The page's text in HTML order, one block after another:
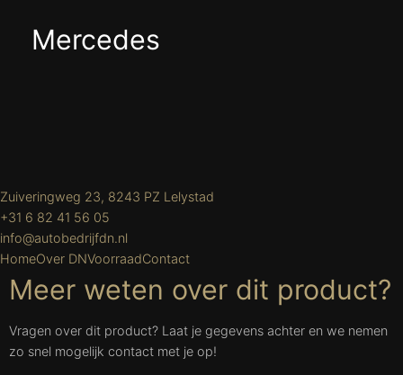
Mercedes
Zuiveringweg 23, 8243 PZ Lelystad
+31 6 82 41 56 05
info@autobedrijfdn.nl
HomeOver DNVoorraadContact
Meer weten over dit product?
Vragen over dit product? Laat je gegevens achter en we nemen
zo snel mogelijk contact met je op!